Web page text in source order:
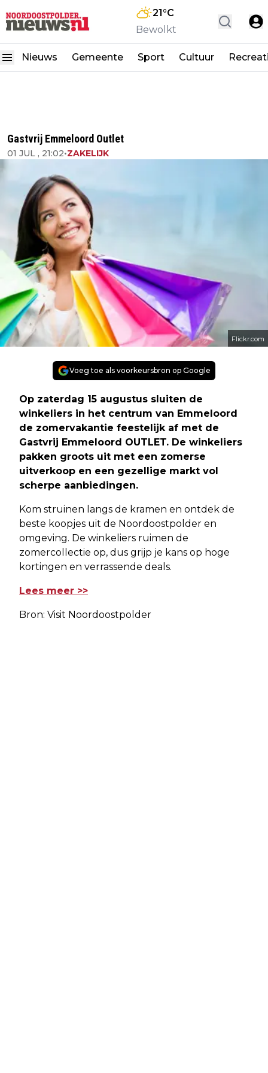
21°C
Bewolkt
Nieuws Gemeente Sport Cultuur
Gastvrij Emmeloord Outlet
01 JUL , 21:02•ZAKELIJK
Flickr.com
Voeg toe als voorkeursbron op Google
Op zaterdag 15 augustus sluiten de
winkeliers in het centrum van Emmeloord
de zomervakantie feestelijk af met de
Gastvrij Emmeloord OUTLET. De winkeliers
pakken groots uit met een zomerse
uitverkoop en een gezellige markt vol
scherpe aanbiedingen.
Kom struinen langs de kramen en ontdek de
beste koopjes uit de Noordoostpolder en
omgeving. De winkeliers ruimen de
zomercollectie op, dus grijp je kans op hoge
kortingen en verrassende deals.
Lees meer >>
Bron: Visit Noordoostpolder